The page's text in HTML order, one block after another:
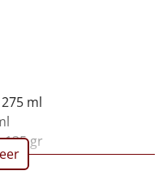
ml
135 gr